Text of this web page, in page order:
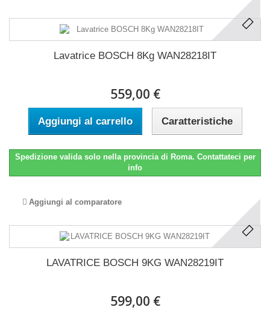
Lavatrice BOSCH 8Kg WAN28218IT
559,00 €
Aggiungi al carrello Caratteristiche
Spedizione valida solo nella provincia di Roma. Contattateci per
info
Aggiungi al comparatore
LAVATRICE BOSCH 9KG WAN28219IT
599,00 €